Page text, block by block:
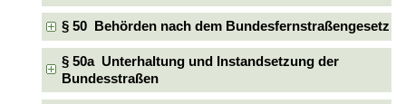
§ 50 Behörden nach dem Bundesfernstraßengesetz
§ 50a Unterhaltung und Instandsetzung der
Bundesstraßen